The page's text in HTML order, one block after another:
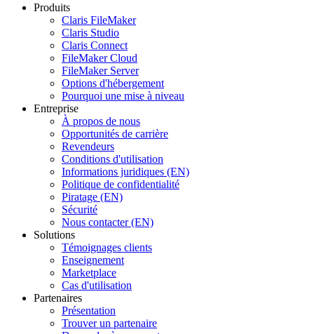
Produits
Claris FileMaker
Claris Studio
Claris Connect
FileMaker Cloud
FileMaker Server
Options d'hébergement
Pourquoi une mise à niveau
Entreprise
À propos de nous
Opportunités de carrière
Revendeurs
Conditions d'utilisation
Informations juridiques (EN)
Politique de confidentialité
Piratage (EN)
Sécurité
Nous contacter (EN)
Solutions
Témoignages clients
Enseignement
Marketplace
Cas d'utilisation
Partenaires
Présentation
Trouver un partenaire